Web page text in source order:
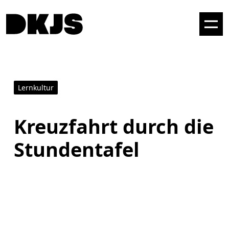
Lernkultur
Kreuzfahrt durch die
Stundentafel